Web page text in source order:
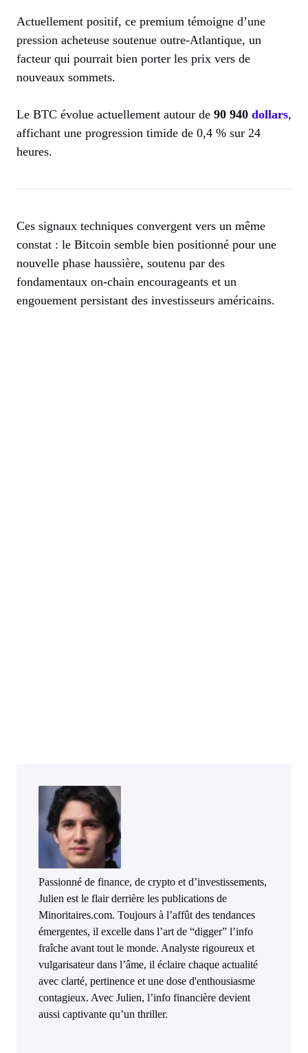
Actuellement positif, ce premium témoigne d’une
pression acheteuse soutenue outre-Atlantique, un
facteur qui pourrait bien porter les prix vers de
nouveaux sommets.
Le BTC évolue actuellement autour de 90 940 dollars,
affichant une progression timide de 0,4 % sur 24
heures.
Ces signaux techniques convergent vers un même
constat : le Bitcoin semble bien positionné pour une
nouvelle phase haussière, soutenu par des
fondamentaux on-chain encourageants et un
engouement persistant des investisseurs américains.
Passionné de finance, de crypto et d’investissements,
Julien est le flair derrière les publications de
Minoritaires.com. Toujours à l’affût des tendances
émergentes, il excelle dans l’art de “digger” l’info
fraîche avant tout le monde. Analyste rigoureux et
vulgarisateur dans l’âme, il éclaire chaque actualité
avec clarté, pertinence et une dose d'enthousiasme
contagieux. Avec Julien, l’info financière devient
aussi captivante qu’un thriller.